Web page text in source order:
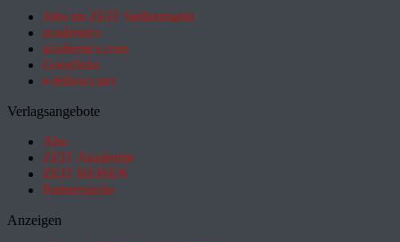
Jobs im ZEIT Stellenmarkt
academics
academics.com
GoodJobs
e-fellows.net
Verlagsangebote
Abo
ZEIT Akademie
ZEIT REISEN
Partnersuche
Anzeigen